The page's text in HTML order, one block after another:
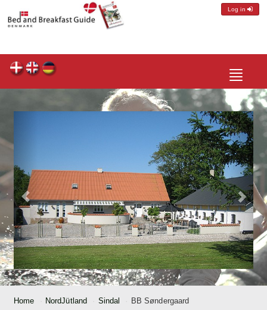
Log in
Toggle
Home NordJütland Sindal BB Søndergaard